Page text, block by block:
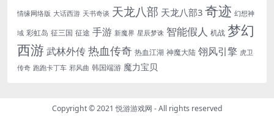
情缘网络版 大话西游 天书奇谈 天龙八部 天龙八部3 奇迹 幻想神
域 彩虹岛 征三国 征途 手游 新魔界 星辰梦诛 智能假人 机战 梦幻
西游 武林外传热血传奇 热血江湖 神魔大陆 翎风引擎 虎卫
传奇 跑跑卡丁车 邪风曲 韩国端游 魔力宝贝
Copyright © 2021悦游游戏网 - All rights reserved